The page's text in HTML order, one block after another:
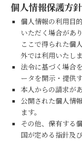
個人情報保護方針
個人情報の利用目
いただく場合があり
ここで得られた個
外では利用いたし
法令に基づく場合
ータを開示・提供
本人からの請求が
公開された個人情
ます。
その他、保有する
国が定める指針及